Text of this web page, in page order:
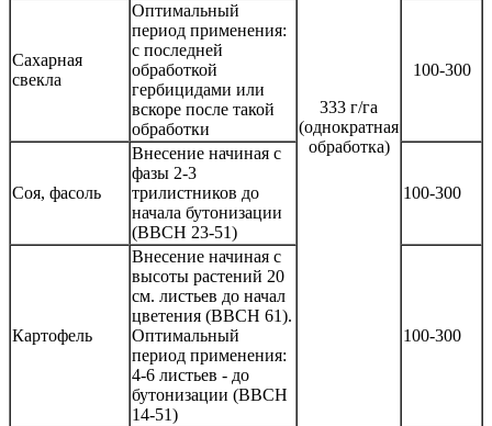
333 г/га
(однократная
обработка)
Сахарная
свекла
Оптимальный
период применения:
с последней
обработкой
гербицидами или
вскоре после такой
обработки
100-300
Соя, фасоль
Внесение начиная с
фазы 2-3
трилистников до
начала бутонизации
(ВВСН 23-51)
100-300
Картофель
Внесение начиная с
высоты растений 20
см. листьев до начал
цветения (ВВСН 61).
Оптимальный
период применения:
4-6 листьев - до
бутонизации (ВВСН
14-51)
100-300